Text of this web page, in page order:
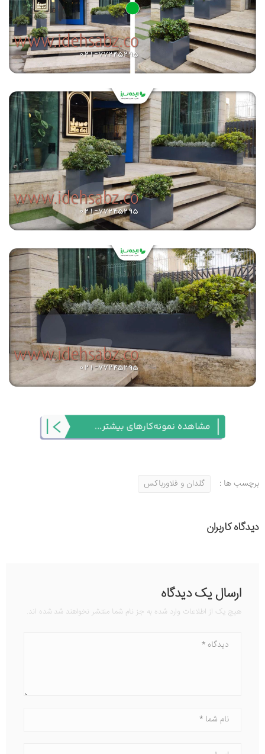
برچسب ها : گلدان و فلاورباکس
دیدگاه کاربران
ارسال یک دیدگاه
هیچ یک از اطلاعات وارد شده به جز نام شما منتشر نخواهند شد شده اند.